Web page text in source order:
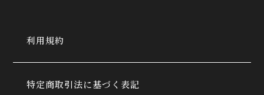
利用規約
特定商取引法に基づく表記